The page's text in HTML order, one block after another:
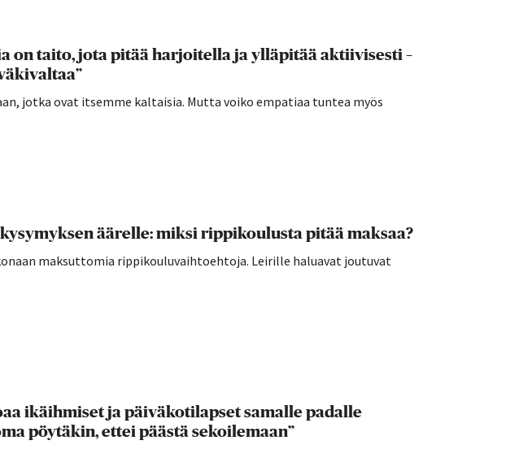
on taito, jota pitää harjoitella ja ylläpitää aktiivisesti –
jotka ovat itsemme kaltaisia. Mutta voiko empatiaa tuntea myös
äärelle: miksi rippikoulusta pitää maksaa?
maksuttomia rippikouluvaihtoehtoja. Leirille haluavat joutuvat
ikäihmiset ja päiväkotilapset samalle padalle
pöytäkin, ettei päästä sekoilemaan”